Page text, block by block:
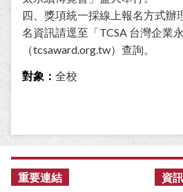
四、獎項統一採線上報名方式辦
名資訊請逕至「TCSA 台灣企業
（tcsaward.org.tw）查詢。
對象： 全校
重要連結
資